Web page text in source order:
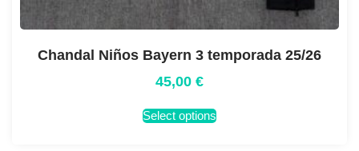
Chandal Niños Bayern 3 temporada 25/26
45,00 €
Select options